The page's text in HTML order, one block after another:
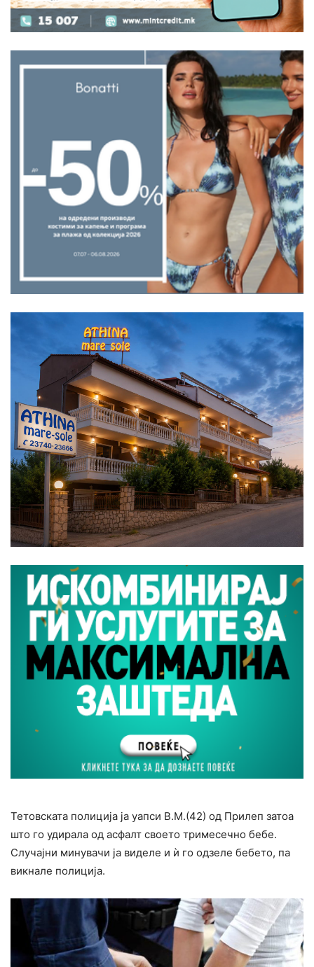
Тетовската полиција ја уапси В.М.(42) од Прилеп затоа
што го удирала од асфалт своето тримесечно бебе.
Случајни минувачи ја виделе и ѝ го одзеле бебето, па
викнале полиција.